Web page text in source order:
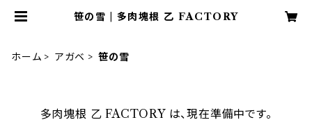
笹の雪 | 多肉塊根 乙 FACTORY
ホーム アガベ 笹の雪
多肉塊根 乙 FACTORY は、現在準備中です。